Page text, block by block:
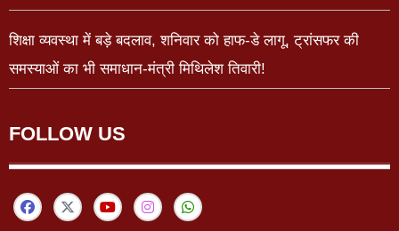
शिक्षा व्यवस्था में बड़े बदलाव, शनिवार को हाफ-डे लागू, ट्रांसफर की
समस्याओं का भी समाधान-मंत्री मिथिलेश तिवारी!
FOLLOW US